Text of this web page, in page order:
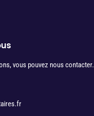
vous pouvez nous contacter.